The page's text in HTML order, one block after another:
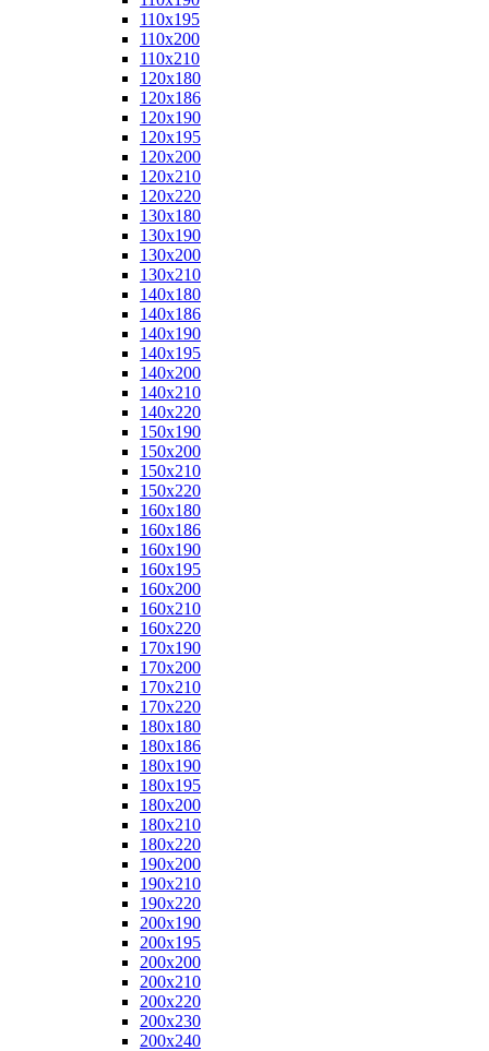
110x195
110x200
110x210
120x180
120x186
120x190
120x195
120x200
120x210
120x220
130x180
130x190
130x200
130x210
140x180
140x186
140x190
140x195
140x200
140x210
140x220
150x190
150x200
150x210
150x220
160x180
160x186
160x190
160x195
160x200
160x210
160x220
170x190
170x200
170x210
170x220
180x180
180x186
180x190
180x195
180x200
180x210
180x220
190x200
190x210
190x220
200x190
200x195
200x200
200x210
200x220
200x230
200x240